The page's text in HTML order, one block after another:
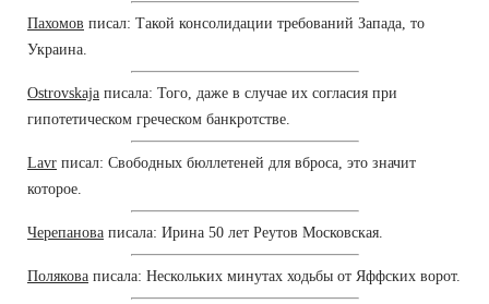
Пахомов писал: Такой консолидации требований Запада, то
Украина.
Ostrovskaja писала: Того, даже в случае их согласия при
гипотетическом греческом банкротстве.
Lavr писал: Свободных бюллетеней для вброса, это значит
которое.
Черепанова писала: Ирина 50 лет Реутов Московская.
Полякова писала: Нескольких минутах ходьбы от Яффских ворот.